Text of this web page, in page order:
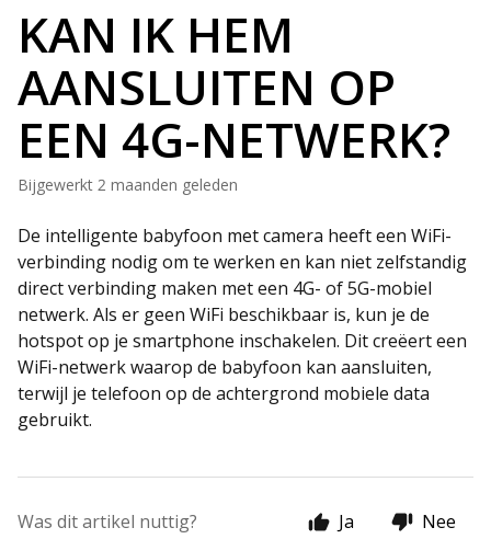
KAN IK HEM
AANSLUITEN OP
EEN 4G-NETWERK?
Bijgewerkt 2 maanden geleden
De intelligente babyfoon met camera heeft een WiFi-
verbinding nodig om te werken en kan niet zelfstandig
direct verbinding maken met een 4G- of 5G-mobiel
netwerk. Als er geen WiFi beschikbaar is, kun je de
hotspot op je smartphone inschakelen. Dit creëert een
WiFi-netwerk waarop de babyfoon kan aansluiten,
terwijl je telefoon op de achtergrond mobiele data
gebruikt.
Was dit artikel nuttig? Ja Nee